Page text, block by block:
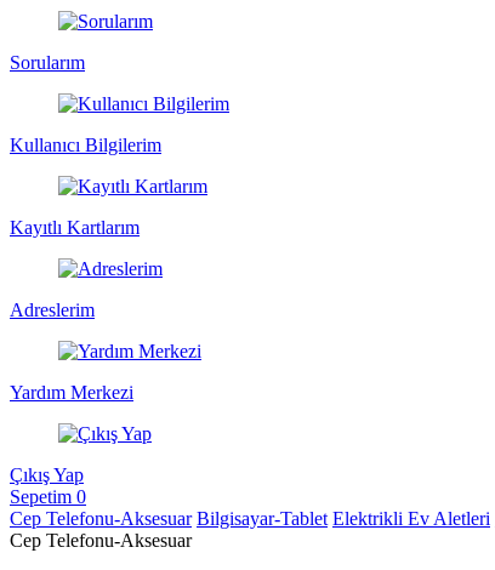
Sorularım
Kullanıcı Bilgilerim
Kayıtlı Kartlarım
Adreslerim
Yardım Merkezi
Çıkış Yap
Sepetim 0
Cep Telefonu-Aksesuar Bilgisayar-Tablet Elektrikli Ev Aletleri
Cep Telefonu-Aksesuar